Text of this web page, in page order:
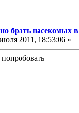
брать насекомых
2011, 18:53:06 »